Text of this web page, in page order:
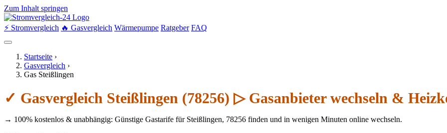
Zum Inhalt springen
⚡ Stromvergleich 🔥 Gasvergleich Wärmepumpe Ratgeber FAQ
Startseite ›
Gasvergleich ›
Gas Steißlingen
✓ Gasvergleich Steißlingen (78256) ▷ Gasanbieter wechseln &
→ 100% kostenlos & unabhängig: Günstige Gastarife für Steißlingen, 78256 finden und in wenigen Minuten online wechseln.